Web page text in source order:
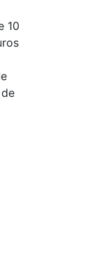
10